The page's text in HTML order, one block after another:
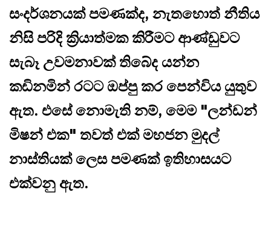
සංදර්ශනයක් පමණක්ද, නැතහොත් නීතිය
නිසි පරිදි ක්‍රියාත්මක කිරීමට ආණ්ඩුවට
සැබෑ උවමනාවක් තිබේද යන්න
කඩිනමින් රටට ඔප්පු කර පෙන්විය යුතුව
ඇත. එසේ නොමැති නම්, මෙම "ලන්ඩන්
මිෂන් එක" තවත් එක් මහජන මුදල්
නාස්තියක් ලෙස පමණක් ඉතිහාසයට
එක්වනු ඇත.